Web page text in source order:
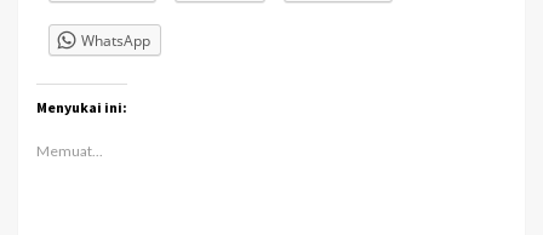
WhatsApp
Menyukai ini:
Memuat...